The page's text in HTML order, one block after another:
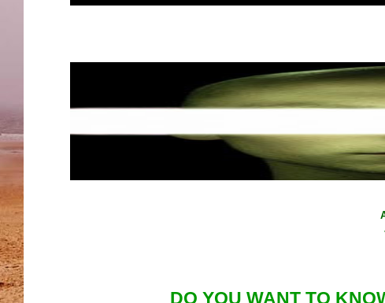
DO YOU WANT TO